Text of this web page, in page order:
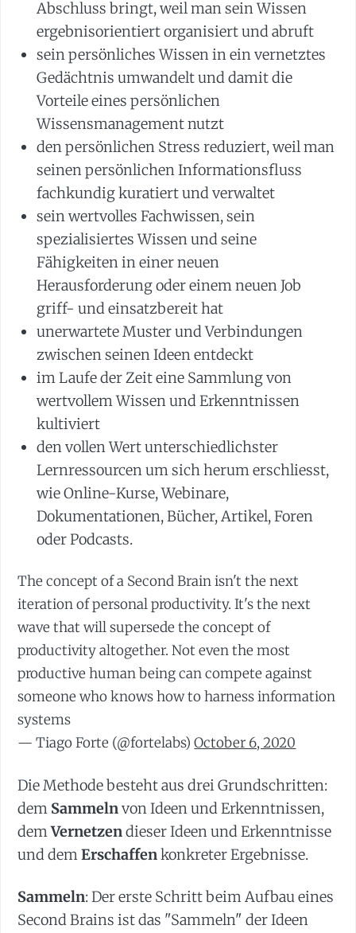
Abschluss bringt, weil man sein Wissen
ergebnisorientiert organisiert und abruft
sein persönliches Wissen in ein vernetztes
Gedächtnis umwandelt und damit die
Vorteile eines persönlichen
Wissensmanagement nutzt
den persönlichen Stress reduziert, weil man
seinen persönlichen Informationsfluss
fachkundig kuratiert und verwaltet
sein wertvolles Fachwissen, sein
spezialisiertes Wissen und seine
Fähigkeiten in einer neuen
Herausforderung oder einem neuen Job
griff- und einsatzbereit hat
unerwartete Muster und Verbindungen
zwischen seinen Ideen entdeckt
im Laufe der Zeit eine Sammlung von
wertvollem Wissen und Erkenntnissen
kultiviert
den vollen Wert unterschiedlichster
Lernressourcen um sich herum erschliesst,
wie Online-Kurse, Webinare,
Dokumentationen, Bücher, Artikel, Foren
oder Podcasts.
The concept of a Second Brain isn't the next
iteration of personal productivity. It's the next
wave that will supersede the concept of
productivity altogether. Not even the most
productive human being can compete against
someone who knows how to harness information
systems
— Tiago Forte (@fortelabs)October 6, 2020
Die Methode besteht aus drei Grundschritten:
dem Sammelnvon Ideen und Erkenntnissen,
demVernetzendieser Ideen und Erkenntnisse
und demErschaffenkonkreter Ergebnisse.
Sammeln: Der erste Schritt beim Aufbau eines
Second Brains ist das "Sammeln" der Ideen